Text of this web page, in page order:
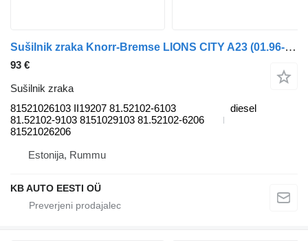
Sušilnik zraka Knorr-Bremse LIONS CITY A23 (01.96-12.11) 81521026103 za avtobus MAN Lion's bus (1991-)
93 €
Sušilnik zraka
81521026103 II19207 81.52102-6103
81.52102-9103 8151029103 81.52102-6206
81521026206
diesel
Estonija, Rummu
KB AUTO EESTI OÜ